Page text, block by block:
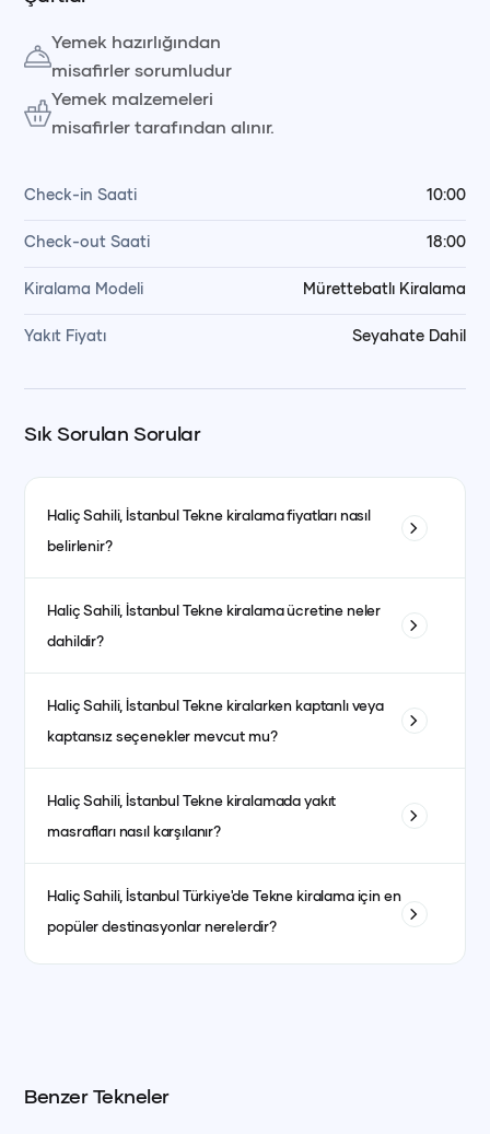
Yemek hazırlığından
misafirler sorumludur
Yemek malzemeleri
misafirler tarafından alınır.
Check-in Saati 10:00
Check-out Saati 18:00
Kiralama Modeli Mürettebatlı Kiralama
Yakıt Fiyatı Seyahate Dahil
Sık Sorulan Sorular
Haliç Sahili, İstanbulTekne kiralama fiyatları nasıl
belirlenir?
ve bulunduğu bölgeye göre değişiklik gösterir. Ayrıca sezon
dönemleri de fiyatları etkiler. Yüksek sezonda fiyatlar daha
yüksek olurken, düşük sezonda daha avantajlı fiyatlarla
kiralama yapmak mümkündür.
Haliç Sahili, İstanbulTekne kiralama ücretine neler
dahildir?
garson, yakıt, son temizlik ve limandan alma-bırakma
hizmetleri dahildir. Kumanya (yiyecek, içecek ve
atıştırmalıklar) ise fiyata dahil olmayıp misafirlerin tercihine
göre ayrıca planlanır.
Haliç Sahili, İstanbulTekne kiralarken kaptanlı veya
kaptansız seçenekler mevcut mu?
bulunmaktadır. Kaptansız kiralama için yeterli denizcilik
tecrübesine sahip olmanız gerekmektedir.
Haliç Sahili, İstanbulTekne kiralamada yakıt
masrafları nasıl karşılanır?
teknelerde fiyat ayrı olabilmektedir. her teknenin ilan detay
kısmında görebilirsiniz.
Haliç Sahili, İstanbulTürkiye'de Tekne kiralama için en
popüler destinasyonlar nerelerdir?
Benzer Tekneler